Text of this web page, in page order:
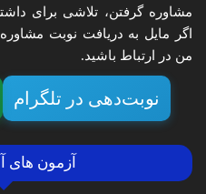
مشاوره گرفتن، تلاشی برای
اگر مایل به دریافت نوبت
من در ارتباط باشید.
نوبت‌دهی در تلگرام
آزمون های